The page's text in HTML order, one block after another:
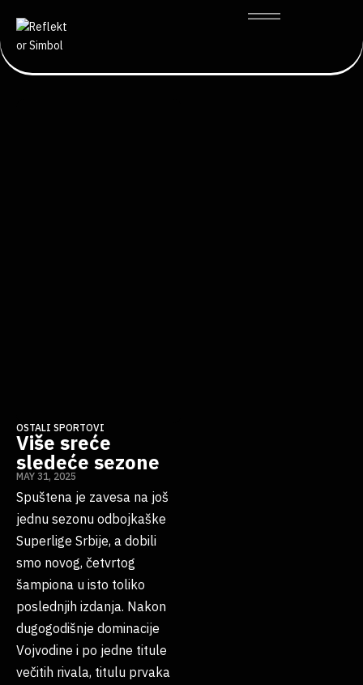
OSTALI SPORTOVI
Više sreće
sledeće sezone
MAY 31, 2025
Spuštena je zavesa na još
jednu sezonu odbojkaške
Superlige Srbije, a dobili
smo novog, četvrtog
šampiona u isto toliko
poslednjih izdanja. Nakon
dugogodišnje dominacije
Vojvodine i po jedne titule
večitih rivala, titulu prvaka